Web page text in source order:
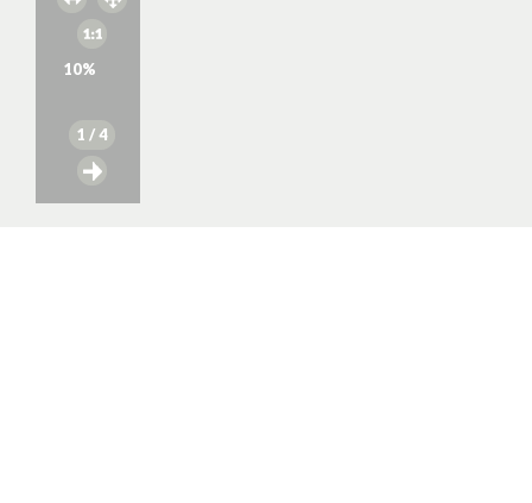
10%
1 / 4